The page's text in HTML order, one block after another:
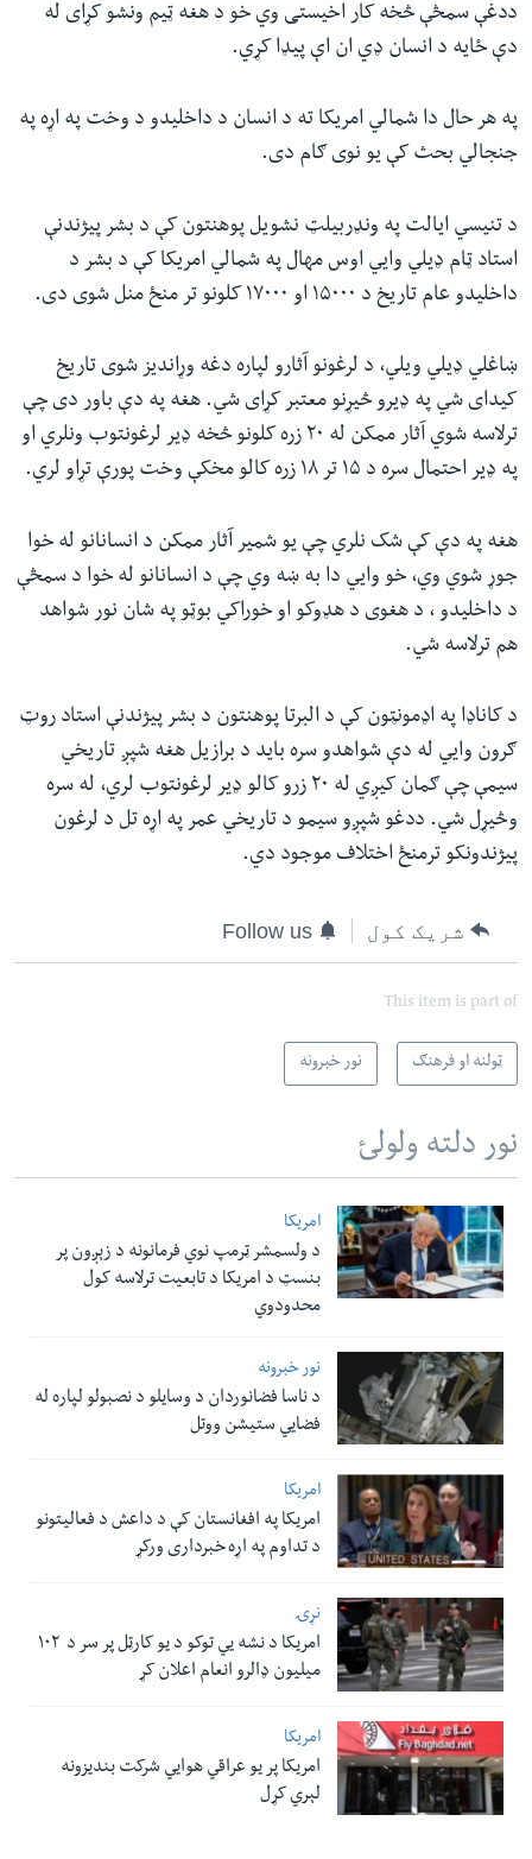
ددغې سمڅې څخه کار اخیستی وي خو د هغه ټیم ونشو کړای له
دې ځایه د انسان ډي ان اې پيډا کړي.
په هر حال دا شمالي امریکا ته د انسان د داخلیدو د وخت په اړه په
جنجالي بحث کې یو نوی ګام دی.
د تنیسي ایالت په ونډربیلټ نشویل پوهنتون کې د بشر پیژندنې
استاد ټام ډیلي وايي اوس مهال په شمالي امریکا کې د بشر د
داخلیدو عام تاریخ د ۱۵۰۰۰ او ۱۷۰۰۰ کلونو تر منځ منل شوی دی.
ښاغلي ډیلي ویلي، د لرغونو آثارو لپاره دغه وړاندیز شوی تاریخ
کیدای شي په ډیرو څیړنو معتبر کړای شي. هغه په دې باور دی چې
ترلاسه شوي آثار ممکن له ۲۰ زره کلونو څخه ډیر لرغونتوب ونلري او
په ډیر احتمال سره د ۱۵ تر ۱۸ زره کالو مخکې وخت پورې تړاو لري.
هغه په دې کې شک نلري چې یو شمیر آثار ممکن د انسانانو له خوا
جوړ شوي وي، خو وايي دا به ښه وي چې د انسانانو له خوا د سمڅې
د داخلیدو ، د هغوی د هډوکو او خوراکي بوټو په شان نور شواهد
هم ترلاسه شي.
د کاناډا په اډمونټون کې د البرتا پوهنتون د بشر پيژندنې استاد روټ
ګرون وايي له دې شواهدو سره باید د برازیل هغه شپږ تاریخي
سیمې چې ګمان کیږي له ۲۰ زرو کالو ډیر لرغونتوب لري، له سره
وڅیړل شي. ددغو شپږو سیمو د تاریخي عمر په اړه تل د لرغون
پيژندونکو ترمنځ اختلاف موجود دي.​
شریک کول Follow us
This item is part of
ټولنه او فرهنګ نور خبرونه
نور دلته ولولئ
امریکا
د ولسمشر ټرمپ نوي فرمانونه د زېږون پر
بنسټ د امریکا د تابعیت ترلاسه کول
محدودوي
نور خبرونه
د ناسا فضانوردان د وسایلو د نصبولو لپاره له
فضایي ستیشن ووتل
امریکا
امریکا په افغانستان کې د داعش د فعالیتونو
د تداوم په اړه خبرداری ورکړ
نړۍ
امریکا د نشه یي توکو د یو کارټل پر سر د ۱۰۲
میلیون ډالرو انعام اعلان کړ
امریکا
امریکا پر یو عراقي هوایي شرکت بندیزونه
لېري کړل